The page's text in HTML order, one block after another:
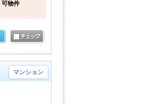
物件
マンション